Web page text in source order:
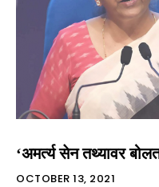
‘अमर्त्य सेन तथ्यावर
OCTOBER 13, 2021